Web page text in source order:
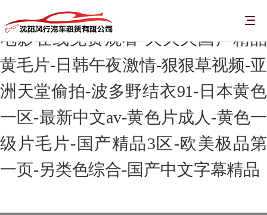
毛片无码一区二区三区a片视频-黄色
电影在线免费观看-久久久国产精品
黄毛片-日韩午夜激情-狠狠草视频-亚
洲天堂偷拍-波多野结衣91-日本黄色
一区-最新中文av-黄色片成人-黄色一
级片毛片-国产精品3区-欧美极品第
一页-另类色综合-国产中文字幕精品